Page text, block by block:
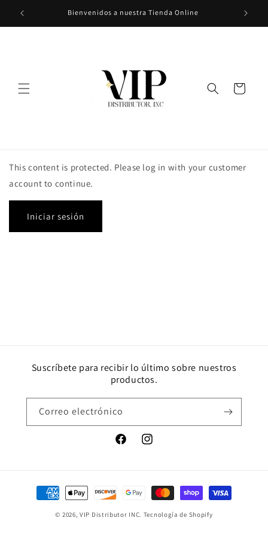
directamente
al contenido
Bienvenidos a nuestra Tienda Online
Carrito
This content is protected. Please log in with your customer
account to continue.
Iniciar sesión
Suscríbete para recibir lo último sobre nuestros
productos.
Correo electrónico
FacebookInstagram
Formas
de
© 2026,VIP Distributor INC. Tecnología de Shopify